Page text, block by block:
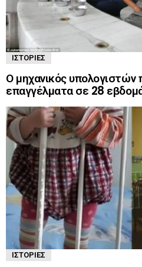
ΙΣΤΟΡΊΕΣ
Ο μηχανικός υπολογιστών
επαγγέλματα σε 28
ΙΣΤΟΡΊΕΣ